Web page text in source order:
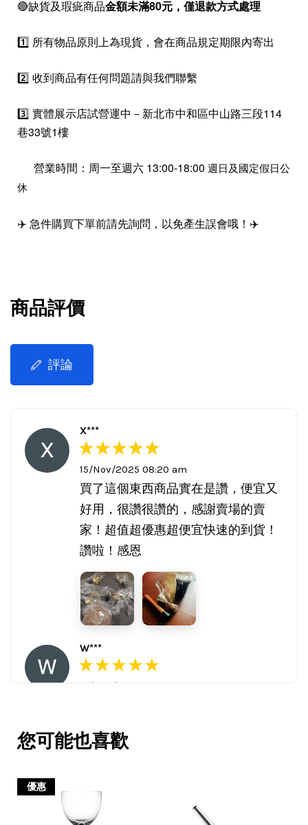
🔴缺貨及瑕疵商品金額未滿80元，僅退款方式處理
1️⃣ 所有物品原則上為現貨，會在商品規定期限內寄出
2️⃣ 收到商品有任何問題請與我們聯繫
3️⃣ 實體展示店試營運中－新北市中和區中山路三段114
巷33號1樓
營業時間：周一至週六 13:00-18:00 週日及國定假日公
休
✈️ 急件購買下單前請先詢問，以免產生誤會哦！✈️
商品評價
評論
X***
15/Nov/2025 08:20 am
買了這個東西商品實在是讚，便宜又
好用，很讚很讚的，感謝賣場的賣
家！超值超優惠超便宜快速的到貨！
讚啦！感恩
W***
16/Nov/2025 03:45 pm
這購買。希望賣家能多選賣更多商
您可能也喜歡
優惠